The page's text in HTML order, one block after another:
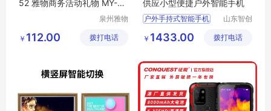
52 雅物商务活动礼物 MY-M
泉州雅物
公司
￥ 112.00 拨打电话
供应小型便捷户外智能手机
户外手持式智能手机
手机
山东智创
有限公司
￥ 1433.00 拨打电话